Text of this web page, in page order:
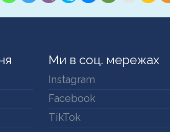
Ми в соц. мережах
Instagram
Facebook
TikTok